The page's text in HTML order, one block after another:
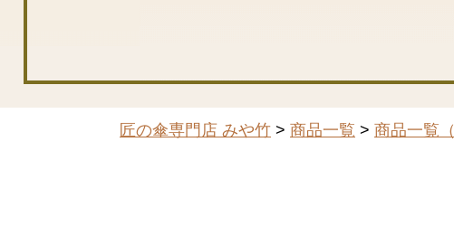
匠の傘専門店 みや竹 > 商品一覧 > 商品一覧